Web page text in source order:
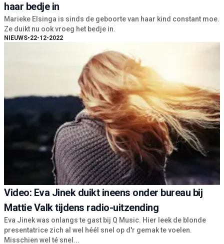
haar bedje in
Marieke Elsinga is sinds de geboorte van haar kind constant moe.
Ze duikt nu ook vroeg het bedje in.
NIEUWS•22-12-2022
Video: Eva Jinek duikt ineens onder bureau bij
Mattie Valk tijdens radio-uitzending
Eva Jinek was onlangs te gast bij Q Music. Hier leek de blonde
presentatrice zich al wel héél snel op d'r gemak te voelen.
Misschien wel té snel...